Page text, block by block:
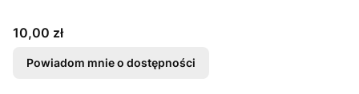
Cena
10,00 zł
Powiadom mnie o dostępności